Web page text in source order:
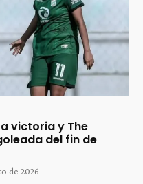
victoria y The
del fin de
de 2026